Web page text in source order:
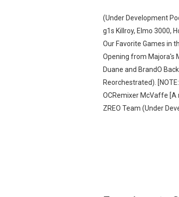
(Under Development
g1s Killroy, Elmo 3000,
Our Favorite Games in
Opening from Majora's
Duane and BrandO
Reorchestrated).
OCRemixer McVaffe [A
ZREO Team (Under